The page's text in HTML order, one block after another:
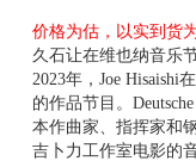
价格为估，以实到货
久石让在维也纳音乐
2023年，Joe Hisaishi
的作品节目。
本作曲家、指挥家和
吉卜力工作室电影的